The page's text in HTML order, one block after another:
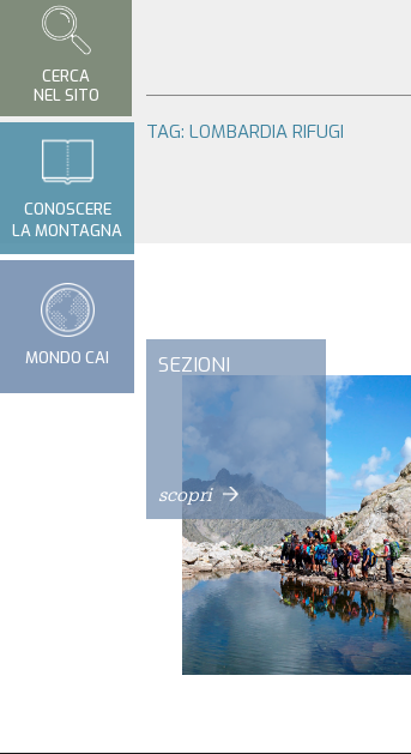
TAG: LOMBARDIA RIFUGI
SEZIONI
scopri
CERCA
NEL SITO
CONOSCERE
LA MONTAGNA
MONDO CAI